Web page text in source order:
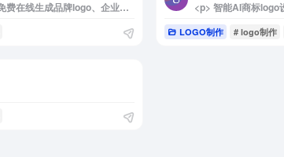
<p> 腾讯自研的智能设计平台，免费在线生成品牌logo、企业VI，仅需3步助您开启业务。 </p>
LOGO制作 # logo制作